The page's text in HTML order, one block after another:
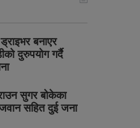
बनाएर
दुरुपयोग गर्दै
सुगर बोकेका
सहित दुई जना